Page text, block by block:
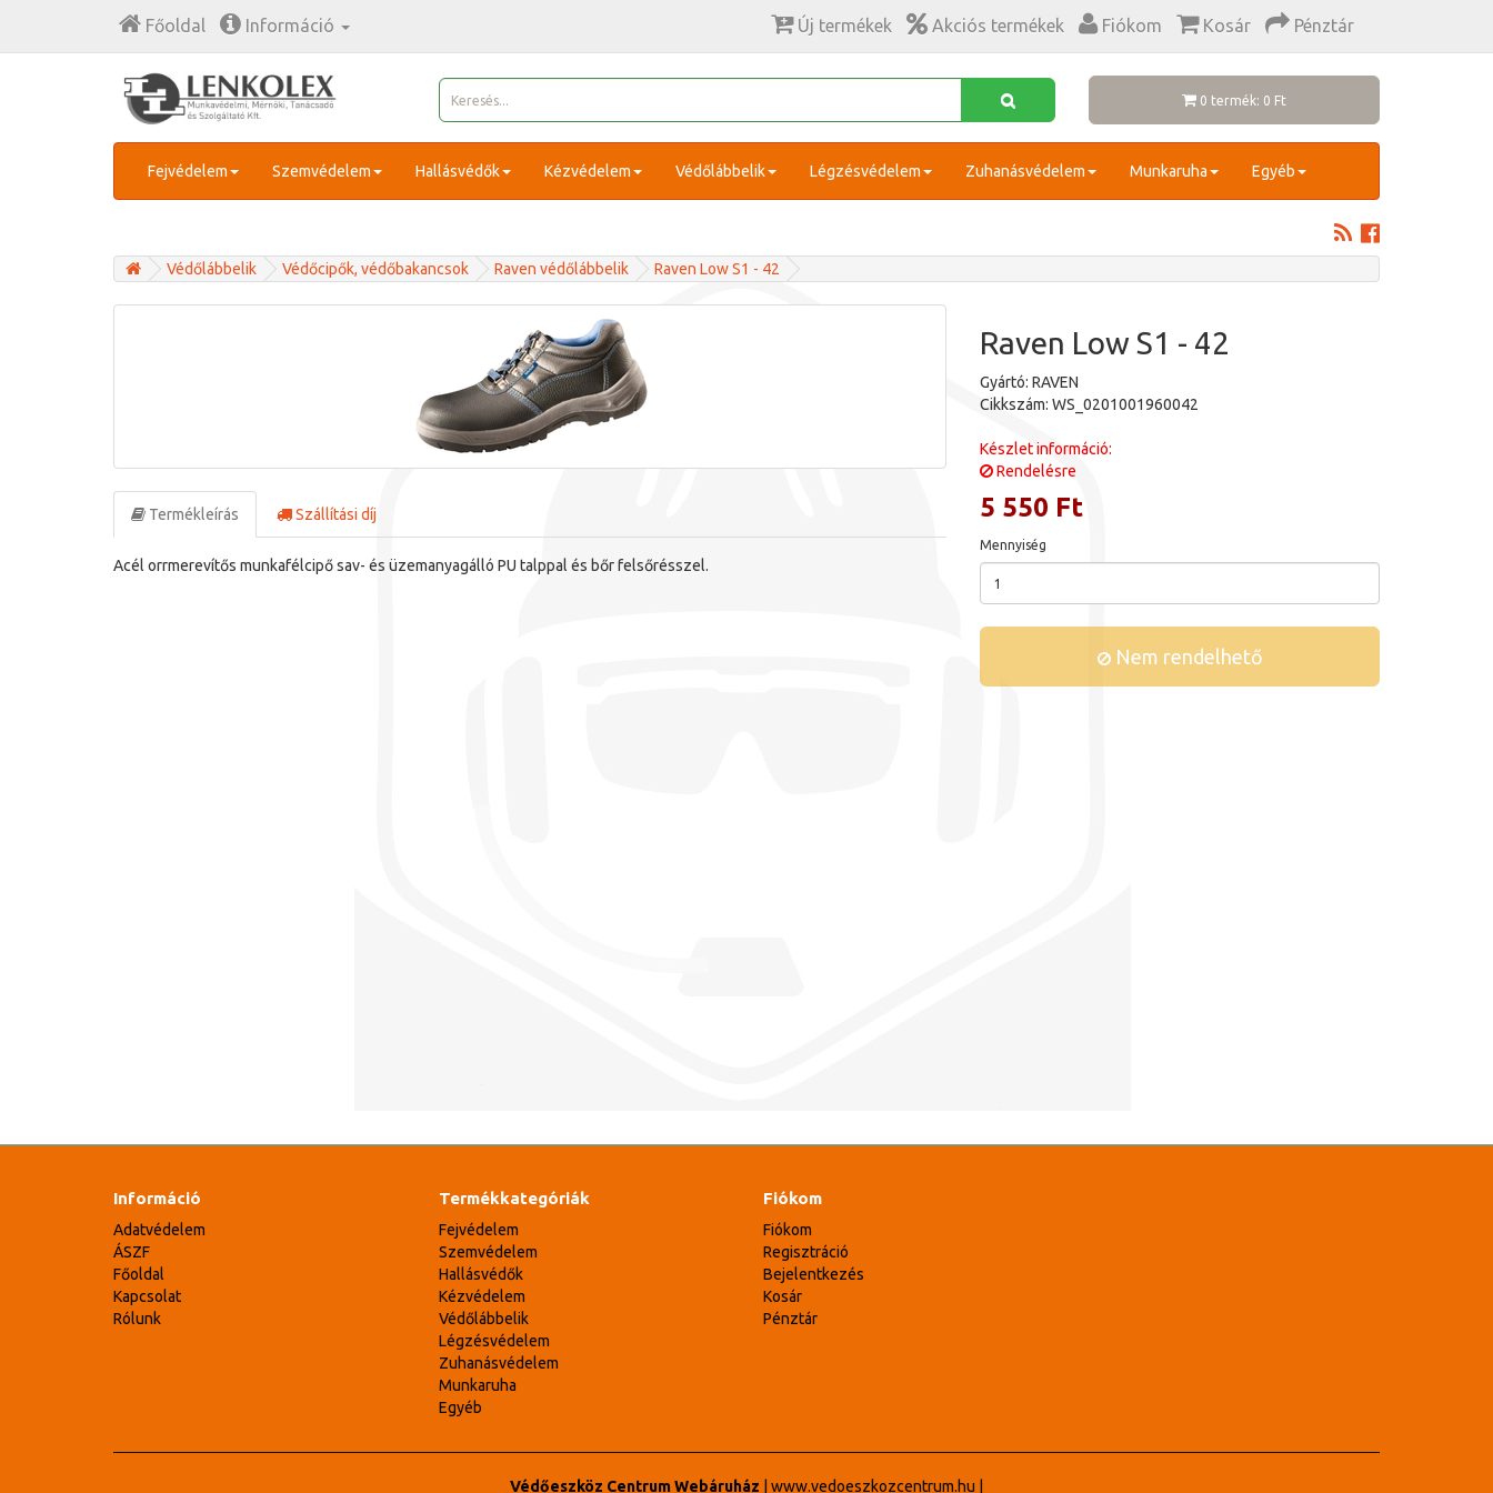
Főoldal Információ Új termékek Akciós termékek Fiókom Kosár Pénztár
0 termék: 0 Ft
Fejvédelem Szemvédelem Hallásvédők Kézvédelem Védőlábbelik Légzésvédelem Zuhanásvédelem Munkaruha Egyéb
Védőlábbelik Védőcipők, védőbakancsok Raven védőlábbelik Raven Low S1 - 42
Termékleírás Szállítási díj
Acél orrmerevítős munkafélcipő sav- és üzemanyagálló PU talppal és bőr felsőrésszel.
Raven Low S1 - 42
Gyártó: RAVEN
Cikkszám: WS_0201001960042
Készlet információ:
Rendelésre
5 550 Ft
Mennyiség
Nem rendelhető
Információ
Adatvédelem
ÁSZF
Főoldal
Kapcsolat
Rólunk
Termékkategóriák
Fejvédelem
Szemvédelem
Hallásvédők
Kézvédelem
Védőlábbelik
Légzésvédelem
Zuhanásvédelem
Munkaruha
Egyéb
Fiókom
Fiókom
Regisztráció
Bejelentkezés
Kosár
Pénztár
Védőeszköz Centrum Webáruház www.vedoeszkozcentrum.hu